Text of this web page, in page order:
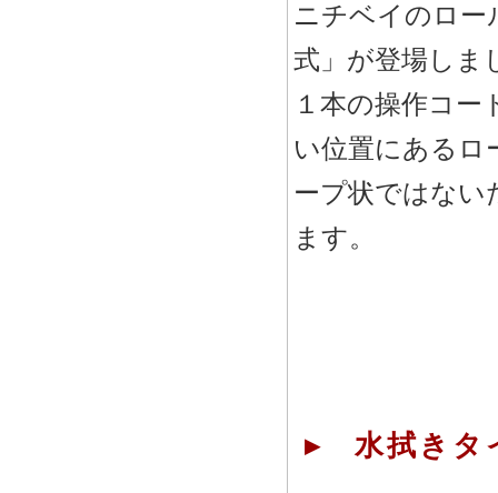
ニチベイのロー
式」が登場しま
１本の操作コ
い位置にあるロ
ープ状ではない
ます。
▸ 水拭きタ